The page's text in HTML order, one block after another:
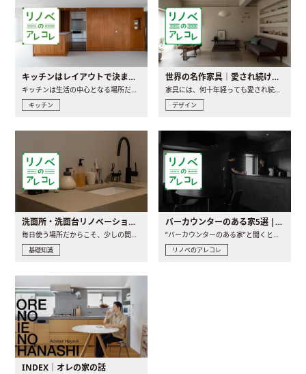
キッチンはレイアウトで決まる。後悔しないための考え方と選び方
キッチンは生活の中心となる場所だからこそ、家の中のどこに置..
キッチン
世界の名作家具｜愛され続ける理由と一生モノとの出会い方
家具には、何十年経っても愛され続ける「名作」と呼ばれるもの..
デザイン
洗面所・洗面台リノベーションの事例と間取りアイデア
毎日使う場所だからこそ、少しの間取りの工夫や素材の選び方で..
基礎知識
バーカウンターのある家5選 | 日常に馴染む“距離の近い”キッチンとは
“バーカウンターのある家”と聞くと、少し特別な、大人のための..
リノベのアレコレ
INDEX｜オレの家の話